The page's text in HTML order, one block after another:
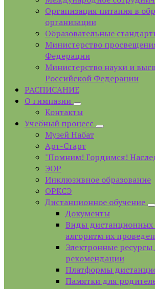
Организация питания в
организации
Образовательные
Министерство
Федерации
Министерство науки и
Российской Федерации
РАСПИСАНИЕ
О гимназии
Контакты
Учебный процесс
Музей Набат
Арт-Старт
"Помним! Гордимся!
ЭОР
Инклюзивное образование
ОРКСЭ
Дистанционное обучение
Документы
Виды дистанционных
алгоритм их
Электронные
рекомендации
Платформы
Памятки для